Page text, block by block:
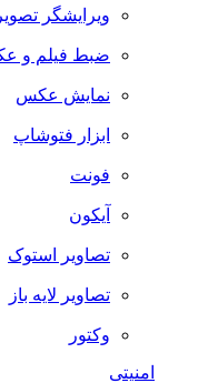
ویرایشگر تصویر
ضبط فيلم و
نمایش عکس
ابزار فتوشاپ
فونت
آیکون
تصاویر استوک
تصاویر لایه باز
وکتور
امنیتی